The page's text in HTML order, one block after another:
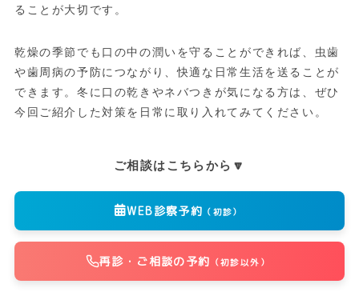
ることが大切です。
乾燥の季節でも口の中の潤いを守ることができれば、虫歯
や歯周病の予防につながり、快適な日常生活を送ることが
できます。冬に口の乾きやネバつきが気になる方は、ぜひ
今回ご紹介した対策を日常に取り入れてみてください。
ご相談はこちらから🔽
WEB診察予約 （初診）
再診・ご相談の予約 （初診以外）